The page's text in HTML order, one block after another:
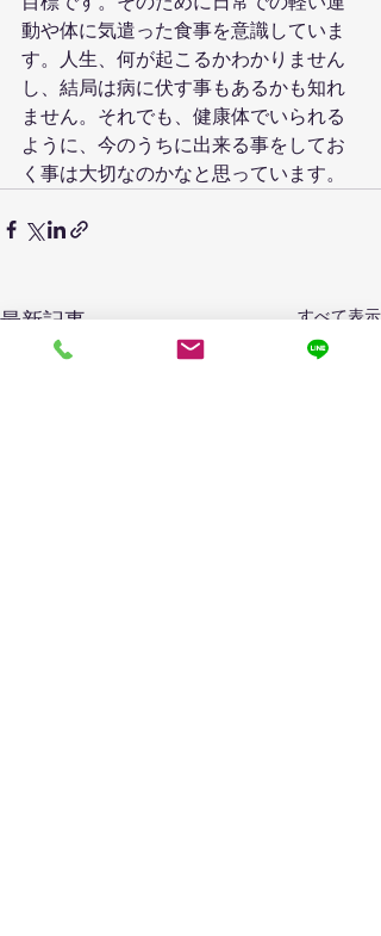
動や体に気遣った食事を意識していま
す。人生、何が起こるかわかりません
し、結局は病に伏す事もあるかも知れ
ません。それでも、健康体でいられる
ように、今のうちに出来る事をしてお
く事は大切なのかなと思っています。
最新記事 すべて表示